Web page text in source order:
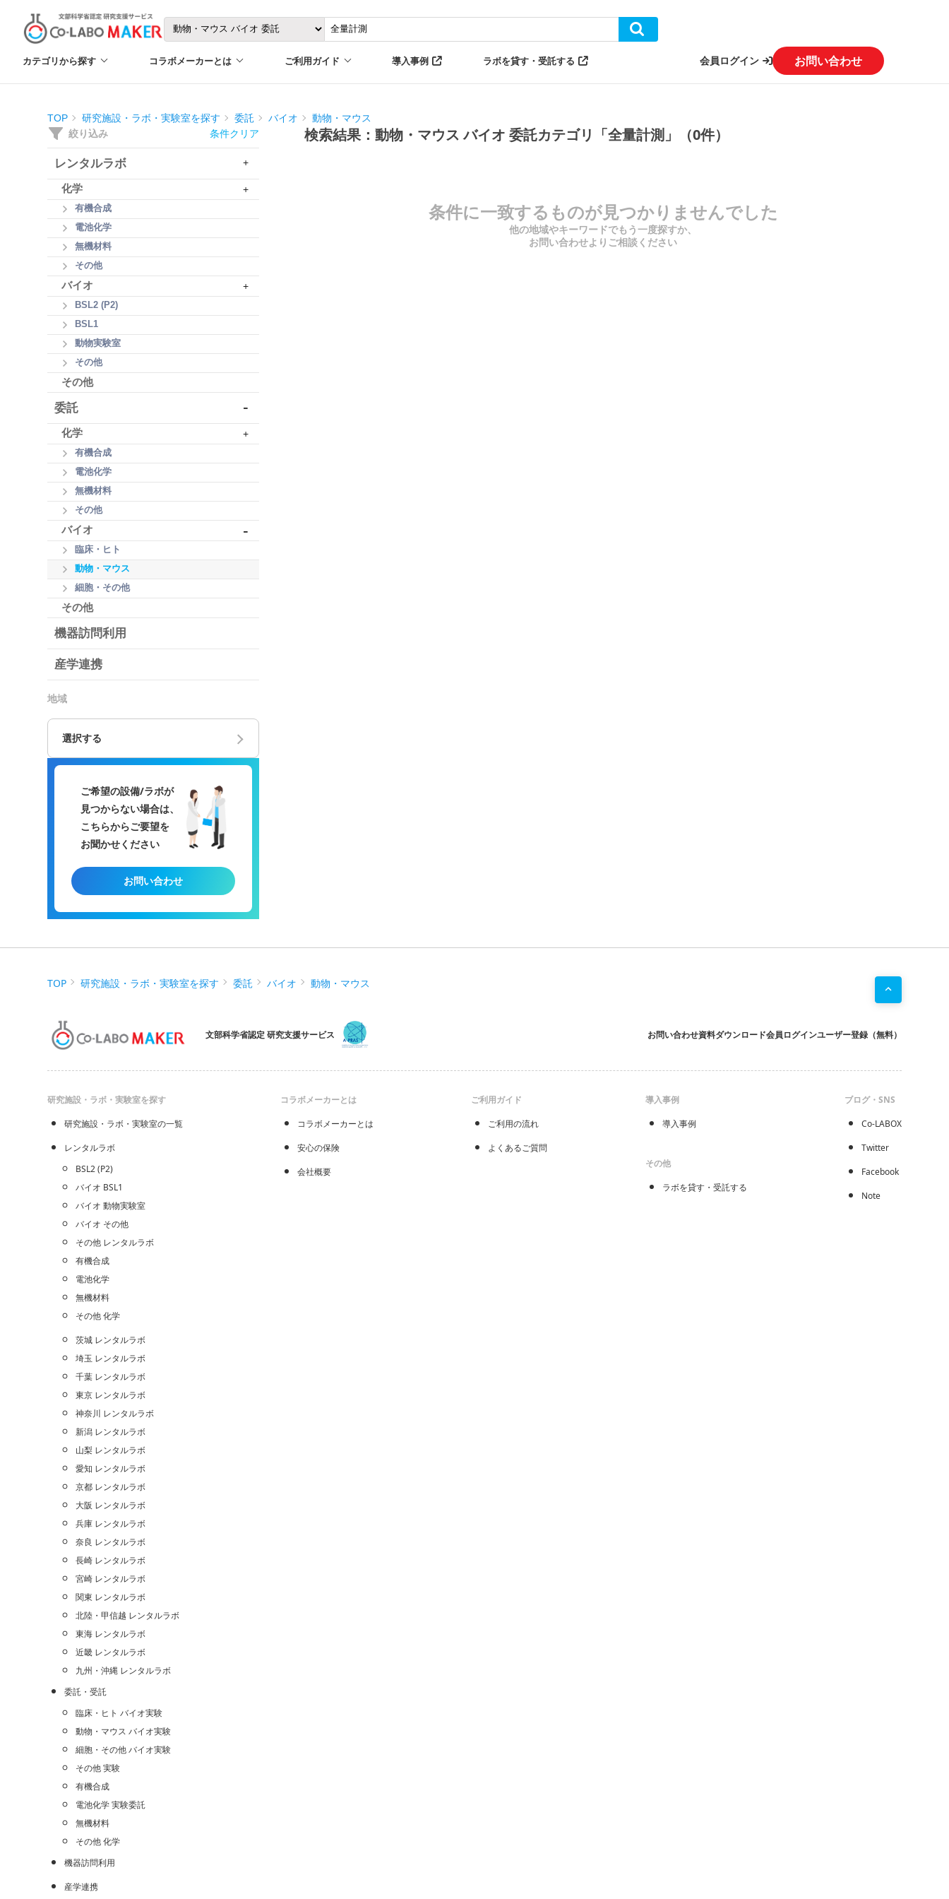
カテゴリから探す コラボメーカーとは ご利用ガイド 導入事例 ラボを貸す・受託する 会員ログイン お問い合わせ
TOP 研究施設・ラボ・実験室を探す 委託 バイオ 動物・マウス
絞り込み 条件クリア
レンタルラボ +
化学 +
有機合成
電池化学
無機材料
その他
バイオ +
BSL2 (P2)
BSL1
動物実験室
その他
その他
委託 -
化学 +
有機合成
電池化学
無機材料
その他
バイオ -
臨床・ヒト
動物・マウス
細胞・その他
その他
機器訪問利用
産学連携
地域
選択する
ご希望の設備/ラボが
見つからない場合は、
こちらからご要望を
お聞かせください
お問い合わせ
検索結果：動物・マウス バイオ 委託カテゴリ「全量計測」（0件）
条件に一致するものが見つかりませんでした
他の地域やキーワードでもう一度探すか、
お問い合わせよりご相談ください
TOP 研究施設・ラボ・実験室を探す 委託 バイオ 動物・マウス
文部科学省認定 研究支援サービス お問い合わせ資料ダウンロード会員ログインユーザー登録（無料）
研究施設・ラボ・実験室を探す
研究施設・ラボ・実験室の一覧
レンタルラボ
BSL2 (P2)
バイオ BSL1
バイオ 動物実験室
バイオ その他
その他 レンタルラボ
有機合成
電池化学
無機材料
その他 化学
茨城 レンタルラボ
埼玉 レンタルラボ
千葉 レンタルラボ
東京 レンタルラボ
神奈川 レンタルラボ
新潟 レンタルラボ
山梨 レンタルラボ
愛知 レンタルラボ
京都 レンタルラボ
大阪 レンタルラボ
兵庫 レンタルラボ
奈良 レンタルラボ
長崎 レンタルラボ
宮崎 レンタルラボ
関東 レンタルラボ
北陸・甲信越 レンタルラボ
東海 レンタルラボ
近畿 レンタルラボ
九州・沖縄 レンタルラボ
委託・受託
臨床・ヒト バイオ実験
動物・マウス バイオ実験
細胞・その他 バイオ実験
その他 実験
有機合成
電池化学 実験委託
無機材料
その他 化学
機器訪問利用
産学連携
コラボメーカーとは
コラボメーカーとは
安心の保険
会社概要
ご利用ガイド
ご利用の流れ
よくあるご質問
導入事例
導入事例
その他
ラボを貸す・受託する
ブログ・SNS
Co-LABOX
Twitter
Facebook
Note